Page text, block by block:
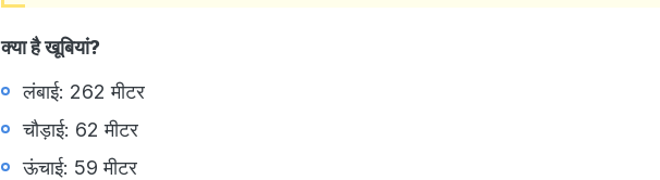
क्या है खूबियां?
लंबाई: 262 मीटर
चौड़ाई: 62 मीटर
ऊंचाई: 59 मीटर